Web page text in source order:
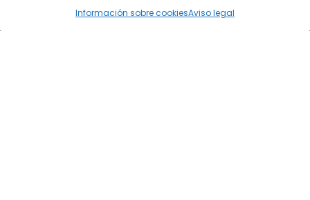
Información sobre cookiesAviso legal